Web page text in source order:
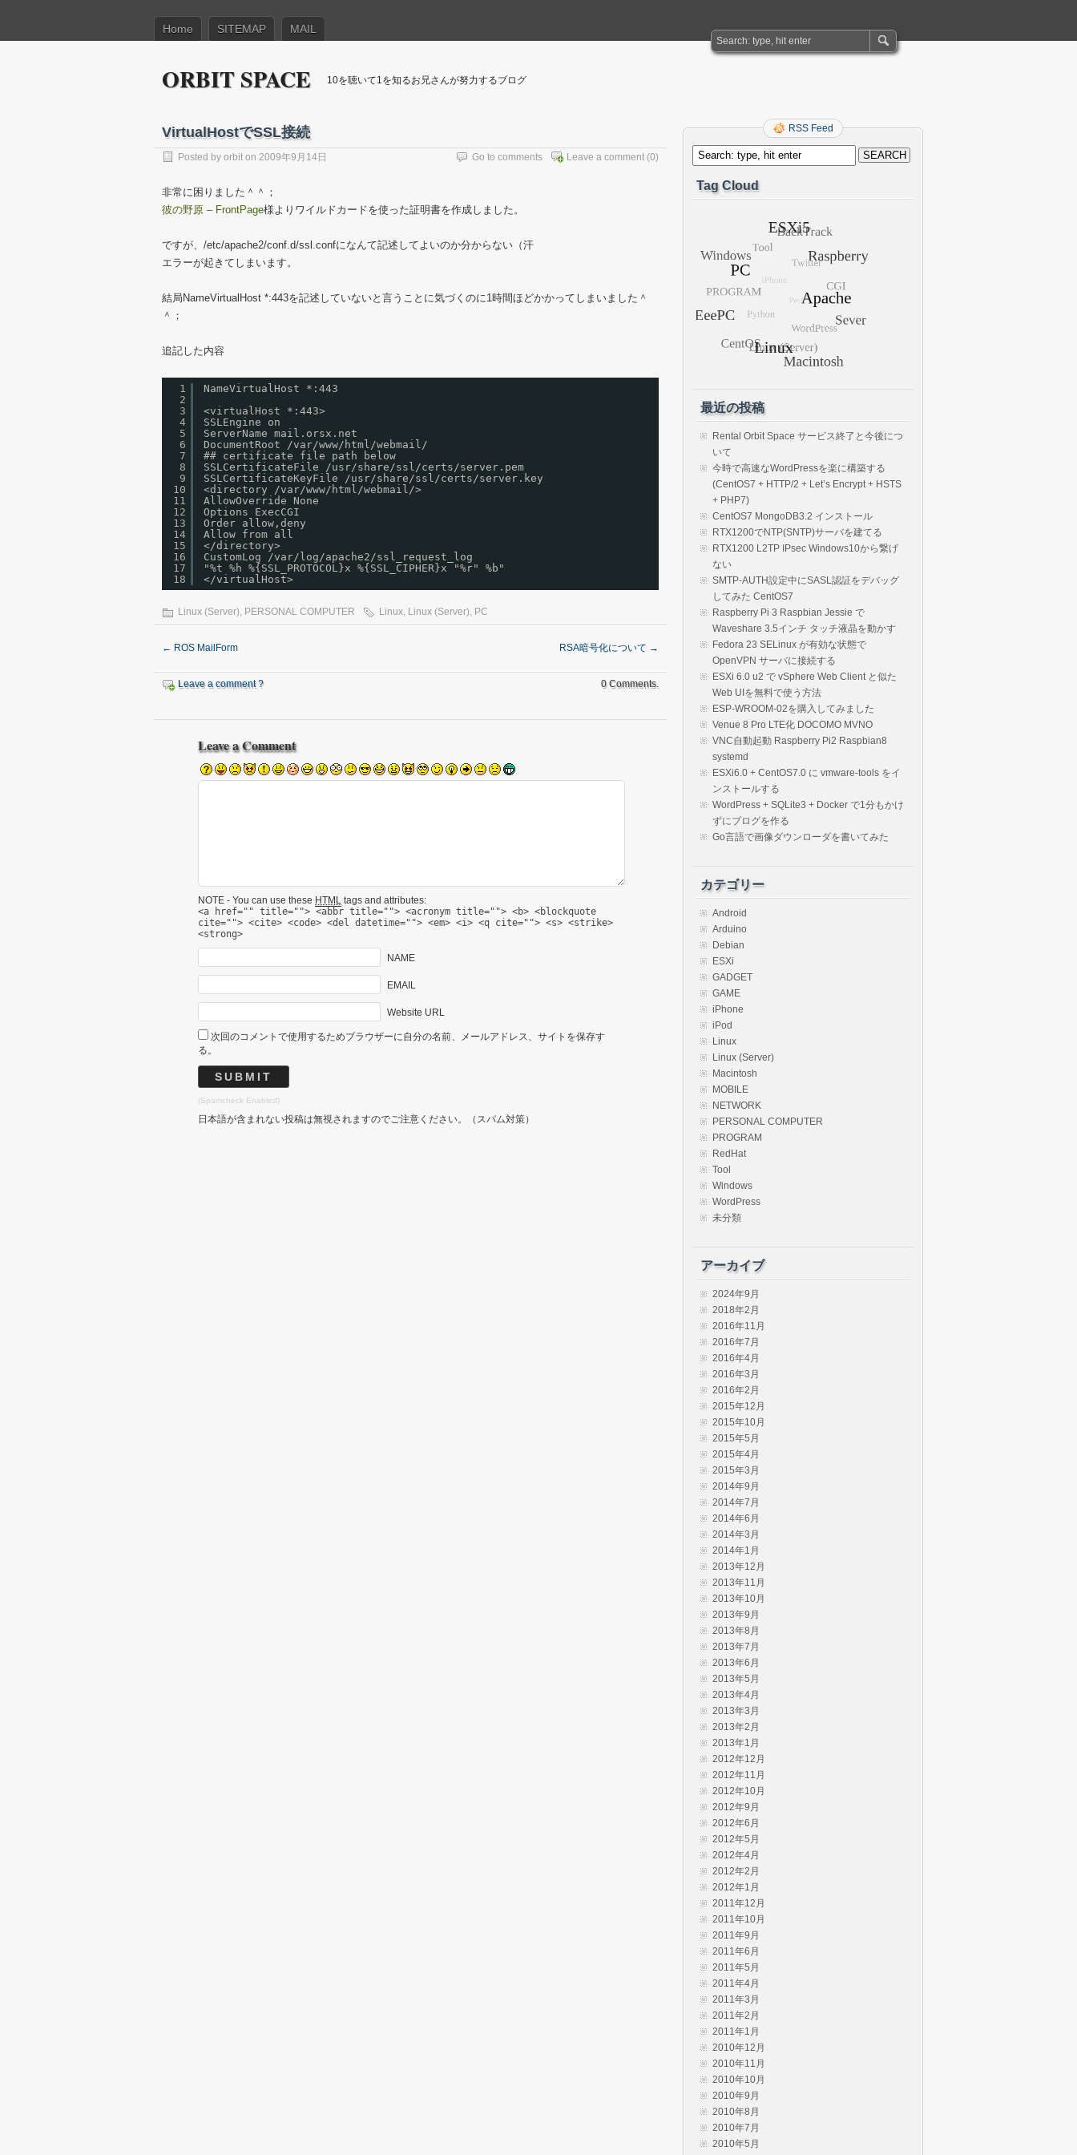
Home SITEMAP MAIL
ORBIT SPACE 10を聴いて1を知るお兄さんが努力するブログ
VirtualHostでSSL接続
Posted by orbit on 2009年9月14日 Leave a comment (0)
Go to comments
非常に困りました＾＾；
彼の野原 – FrontPage様よりワイルドカードを使った証明書を作成しました。
ですが、/etc/apache2/conf.d/ssl.confになんて記述してよいのか分からない（汗
エラーが起きてしまいます。
結局NameVirtualHost *:443を記述していないと言うことに気づくのに1時間ほどかかってしまいました＾
＾；
追記した内容
1
2
3
4
5
6
7
8
9
10
11
12
13
14
15
16
17
18
NameVirtualHost *:443
<virtualHost *:443>
SSLEngine on
ServerName mail.orsx.net
DocumentRoot /var/www/html/webmail/
## certificate file path below
SSLCertificateFile /usr/share/ssl/certs/server.pem
SSLCertificateKeyFile /usr/share/ssl/certs/server.key
<directory /var/www/html/webmail/>
AllowOverride None
Options ExecCGI
Order allow,deny
Allow from all
</directory>
CustomLog /var/log/apache2/ssl_request_log
"%t %h %{SSL_PROTOCOL}x %{SSL_CIPHER}x "%r" %b"
</virtualHost>
Linux (Server), PERSONAL COMPUTER Linux, Linux (Server), PC
← ROS MailForm RSA暗号化について →
Leave a comment ? 0 Comments.
Leave a Comment
NOTE - You can use these HTML tags and attributes:
<a href="" title=""> <abbr title=""> <acronym title=""> <b> <blockquote
cite=""> <cite> <code> <del datetime=""> <em> <i> <q cite=""> <s> <strike>
<strong>
NAME
EMAIL
Website URL
次回のコメントで使用するためブラウザーに自分の名前、メールアドレス、サイトを保存す
る。
(Spamcheck Enabled)
日本語が含まれない投稿は無視されますのでご注意ください。（スパム対策）
RSS Feed
Tag Cloud
最近の投稿
Rental Orbit Space サービス終了と今後につ
いて
今時で高速なWordPressを楽に構築する
(CentOS7 + HTTP/2 + Let’s Encrypt + HSTS
+ PHP7)
CentOS7 MongoDB3.2 インストール
RTX1200でNTP(SNTP)サーバを建てる
RTX1200 L2TP IPsec Windows10から繋げ
ない
SMTP-AUTH設定中にSASL認証をデバッグ
してみた CentOS7
Raspberry Pi 3 Raspbian Jessie で
Waveshare 3.5インチ タッチ液晶を動かす
Fedora 23 SELinux が有効な状態で
OpenVPN サーバに接続する
ESXi 6.0 u2 で vSphere Web Client と似た
Web UIを無料で使う方法
ESP-WROOM-02を購入してみました
Venue 8 Pro LTE化 DOCOMO MVNO
VNC自動起動 Raspberry Pi2 Raspbian8
systemd
ESXi6.0 + CentOS7.0 に vmware-tools をイ
ンストールする
WordPress + SQLite3 + Docker で1分もかけ
ずにブログを作る
Go言語で画像ダウンローダを書いてみた
カテゴリー
Android
Arduino
Debian
ESXi
GADGET
GAME
iPhone
iPod
Linux
Linux (Server)
Macintosh
MOBILE
NETWORK
PERSONAL COMPUTER
PROGRAM
RedHat
Tool
Windows
WordPress
未分類
アーカイブ
2024年9月
2018年2月
2016年11月
2016年7月
2016年4月
2016年3月
2016年2月
2015年12月
2015年10月
2015年5月
2015年4月
2015年3月
2014年9月
2014年7月
2014年6月
2014年3月
2014年1月
2013年12月
2013年11月
2013年10月
2013年9月
2013年8月
2013年7月
2013年6月
2013年5月
2013年4月
2013年3月
2013年2月
2013年1月
2012年12月
2012年11月
2012年10月
2012年9月
2012年6月
2012年5月
2012年4月
2012年2月
2012年1月
2011年12月
2011年10月
2011年9月
2011年6月
2011年5月
2011年4月
2011年3月
2011年2月
2011年1月
2010年12月
2010年11月
2010年10月
2010年9月
2010年8月
2010年7月
2010年5月